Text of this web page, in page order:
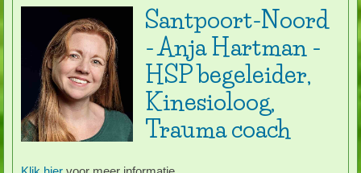
Santpoort-Noord
- Anja Hartman -
HSP begeleider,
Kinesioloog,
Trauma coach